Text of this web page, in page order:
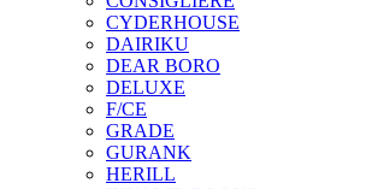
CYDERHOUSE
DAIRIKU
DEAR BORO
DELUXE
F/CE
GRADE
GURANK
HERILL